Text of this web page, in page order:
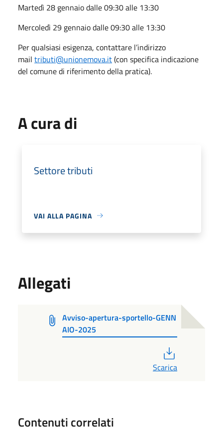
Martedì 28 gennaio dalle 09:30 alle 13:30
Mercoledì 29 gennaio dalle 09:30 alle 13:30
Per qualsiasi esigenza, contattare l’indirizzo
mail tributi@unionemova.it(con specifica indicazione
del comune di riferimento della pratica).
A cura di
Settore tributi
VAI ALLA PAGINA
Allegati
Avviso-apertura-sportello-GENN
AIO-2025
Scarica
Contenuti correlati